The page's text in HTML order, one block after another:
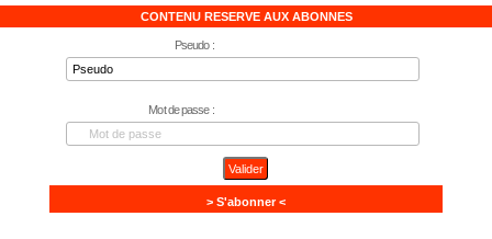
CONTENU RESERVE AUX ABONNES
Pseudo :
Mot de passe :
> S'abonner <